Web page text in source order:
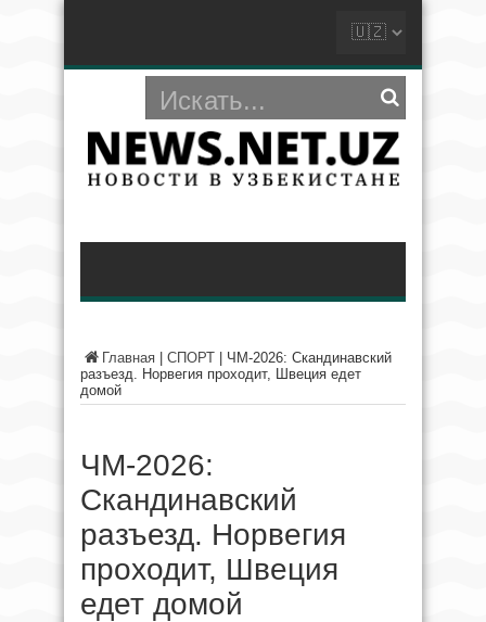
Главная СПОРТ
ЧМ-2026: Скандинавский
разъезд. Норвегия проходит, Швеция едет
домой
ЧМ-2026:
Скандинавский
разъезд. Норвегия
проходит, Швеция
едет домой